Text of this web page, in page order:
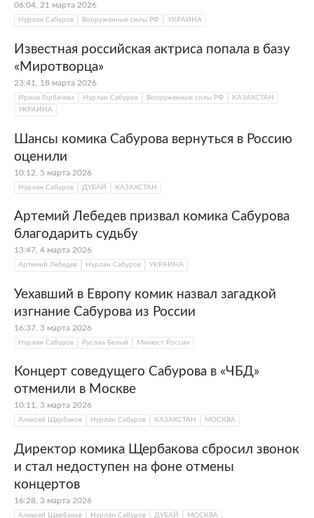
06:04, 21 марта 2026
Нурлан Сабуров Вооруженные силы РФ УКРАИНА
Известная российская актриса попала в базу
«Миротворца»
23:41, 18 марта 2026
Ирина Горбачева Нурлан Сабуров Вооруженные силы РФ
КАЗАХСТАН
УКРАИНА
Шансы комика Сабурова вернуться в Россию
оценили
10:12, 5 марта 2026
Нурлан Сабуров ДУБАЙ КАЗАХСТАН
Артемий Лебедев призвал комика Сабурова
благодарить судьбу
13:47, 4 марта 2026
Артемий Лебедев Нурлан Сабуров УКРАИНА
Уехавший в Европу комик назвал загадкой
изгнание Сабурова из России
16:37, 3 марта 2026
Нурлан Сабуров Руслан Белый Минюст России
Концерт соведущего Сабурова в «ЧБД»
отменили в Москве
10:11, 3 марта 2026
Алексей Щербаков Нурлан Сабуров КАЗАХСТАН МОСКВА
Директор комика Щербакова сбросил звонок
и стал недоступен на фоне отмены
концертов
16:28, 3 марта 2026
Алексей Щербаков Нурлан Сабуров ДУБАЙ МОСКВА